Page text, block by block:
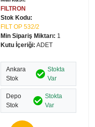
FILTRON
Stok Kodu:
FILT OP 532/2
Min Sipariş Miktarı: 1
Kutu İçeriği: ADET
Ankara
Stok
Stokta
Var
Depo
Stok
Stokta
Var